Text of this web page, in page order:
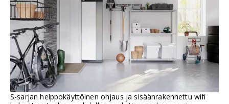
S-sarjan helppokäyttöinen ohjaus ja sisäänrakennettu wifi